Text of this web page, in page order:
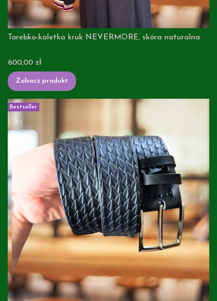
Torebko-kaletka kruk NEVERMORE, skóra naturalna
Cena
600,00 zł
Zobacz produkt
Bestseller